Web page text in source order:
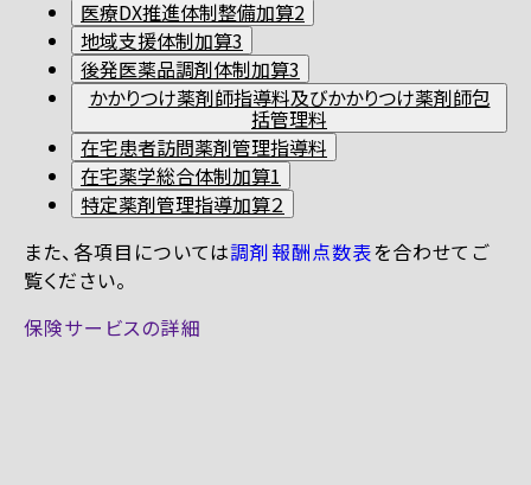
医療DX推進体制整備加算2
地域支援体制加算3
後発医薬品調剤体制加算3
かかりつけ薬剤師指導料及びかかりつけ薬剤師包
括管理料
在宅患者訪問薬剤管理指導料
在宅薬学総合体制加算1
特定薬剤管理指導加算２
また、各項目については調剤報酬点数表を合わせてご
覧ください。
保険サービスの詳細